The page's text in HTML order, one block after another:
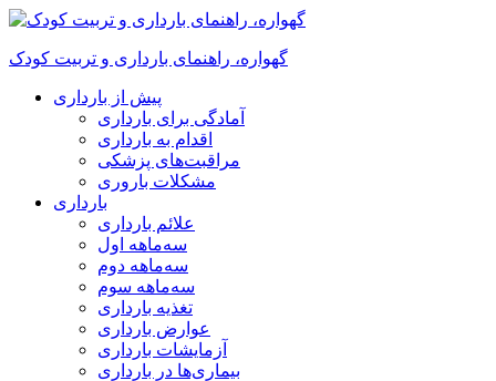
گهواره، راهنمای بارداری و تربیت کودک
پیش از بارداری
آمادگی برای بارداری
اقدام به بارداری
مراقبت‌های پزشکی
مشکلات باروری
بارداری
علائم بارداری
سه‌ماهه اول
سه‌ماهه دوم
سه‌ماهه سوم
تغذیه بارداری
عوارض بارداری
آزمایشات بارداری
بیماری‌ها در بارداری